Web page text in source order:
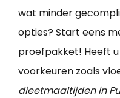
wat minder
opties? Start eens
proefpakket! Heeft
voorkeuren zoals
dieetmaaltijden in